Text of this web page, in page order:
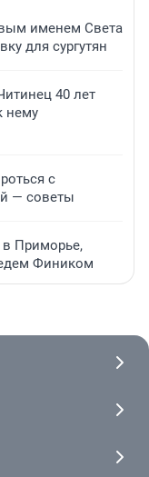
именем Света
для сургутян
40 лет
нему
с
— советы
Приморье,
Фиником